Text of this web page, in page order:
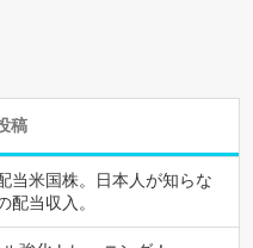
稿
当米国株。日本人が知らな
配当収入。